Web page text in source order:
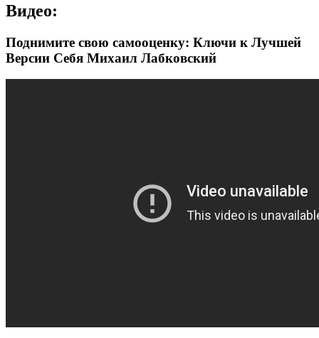
Видео:
Поднимите свою самооценку: Ключи к Лучшей
Версии Себя Михаил Лабковский